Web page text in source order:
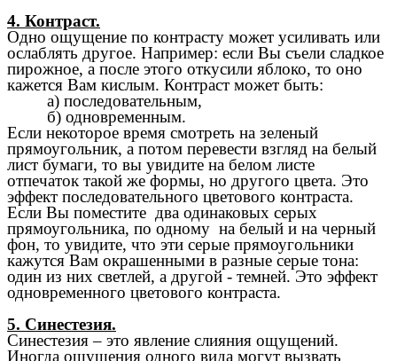
4. Контраст.
Одно ощущение по контрасту может усиливать или
ослаблять другое. Например: если Вы съели сладкое
пирожное, а после этого откусили яблоко, то оно
кажется Вам кислым. Контраст может быть:
а) последовательным,
б) одновременным.
Если некоторое время смотреть на зеленый
прямоугольник, а потом перевести взгляд на белый
лист бумаги, то вы увидите на белом листе
отпечаток такой же формы, но другого цвета. Это
эффект последовательного цветового контраста.
Если Вы поместите два одинаковых серых
прямоугольника, по одному на белый и на черный
фон, то увидите, что эти серые прямоугольники
кажутся Вам окрашенными в разные серые тона:
один из них светлей, а другой - темней. Это эффект
одновременного цветового контраста.
5. Синестезия.
Синестезия – это явление слияния ощущений.
Иногда ощущения одного вида могут вызвать